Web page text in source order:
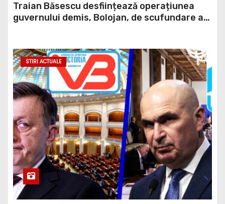
Traian Băsescu desființează operațiunea
guvernului demis, Bolojan, de scufundare a
STIRI ACTUALE